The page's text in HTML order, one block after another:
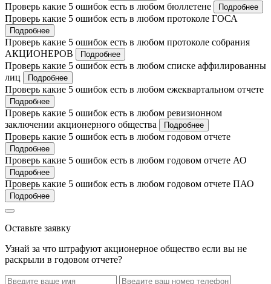
Проверь какие 5 ошибок есть в любом бюллетене Подробнее
Проверь какие 5 ошибок есть в любом протоколе ГОСА
Подробнее
Проверь какие 5 ошибок есть в любом протоколе собрания
АКЦИОНЕРОВ
Подробнее
Проверь какие 5 ошибок есть в любом списке аффилированны
лиц
Подробнее
Проверь какие 5 ошибок есть в любом ежеквартальном отчете
Подробнее
Проверь какие 5 ошибок есть в любом ревизионном
заключении акционерного общества
Подробнее
Проверь какие 5 ошибок есть в любом годовом отчете
Подробнее
Проверь какие 5 ошибок есть в любом годовом отчете АО
Подробнее
Проверь какие 5 ошибок есть в любом годовом отчете ПАО
Подробнее
Оставьте заявку
Узнай за что штрафуют акционерное общество если вы не
раскрыли в годовом отчете?